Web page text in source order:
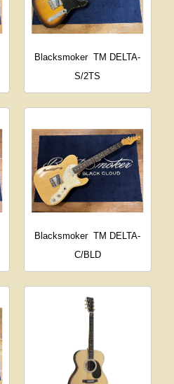
Blacksmoker TM DELTA-
S/2TS
Blacksmoker TM DELTA-
C/BLD